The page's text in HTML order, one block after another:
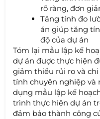
rõ ràng, đơn
Tăng tính đo
án giúp tăng
độ của dự án
Tóm lại mẫu lập kế
dự án được thực hiện
giảm thiểu rủi ro và
tính chuyên nghiệp và
dụng mẫu lập kế
trình thực hiện dự án
đảm bảo thành công